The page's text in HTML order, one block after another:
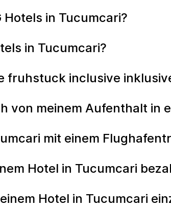
in Tucumcari?
in Tucumcari?
fruhstuck inclusive
von meinem Aufenthalt in
mit einem
Hotel in Tucumcari
Hotel in Tucumcari